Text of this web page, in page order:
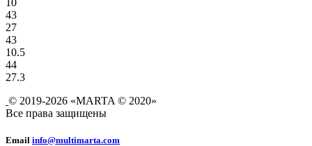
43
27
43
10.5
44
27.3
© 2019-2026 «MARTA © 2020»
Все права защищены
Email info@multimarta.com